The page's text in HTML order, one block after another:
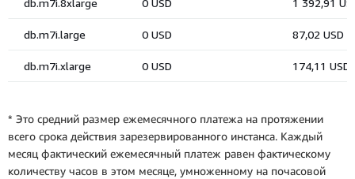
* Это средний размер ежемесячного платежа на протяжении
всего срока действия зарезервированного инстанса. Каждый
месяц фактический ежемесячный платеж равен фактическому
количеству часов в этом месяце, умноженному на почасовой